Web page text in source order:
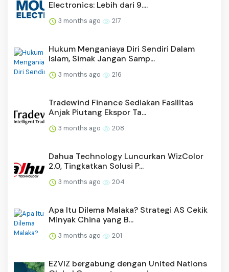
Electronics: Lebih dari 9....
3 months ago 217
Hukum Menganiaya Diri Sendiri Dalam
Islam, Simak Jangan Samp...
3 months ago 216
Tradewind Finance Sediakan Fasilitas
Anjak Piutang Ekspor Ta...
3 months ago 208
Dahua Technology Luncurkan WizColor
2.0, Tingkatkan Solusi P...
3 months ago 204
Apa Itu Dilema Malaka? Strategi AS Cekik
Minyak China yang B...
3 months ago 201
EZVIZ bergabung dengan United Nations